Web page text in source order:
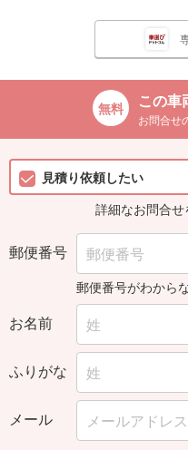
この車
お問合せ
見積り依頼したい
詳細なお問合
郵便番号
郵便番号がわから
お名前
ふりがな
メール